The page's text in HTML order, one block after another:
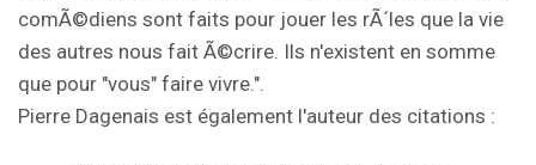
comÃ©diens sont faits pour jouer les rÃ´les que la vie
des autres nous fait Ã©crire. Ils n'existent en somme
que pour "vous" faire vivre.".
Pierre Dagenais est également l'auteur des citations :